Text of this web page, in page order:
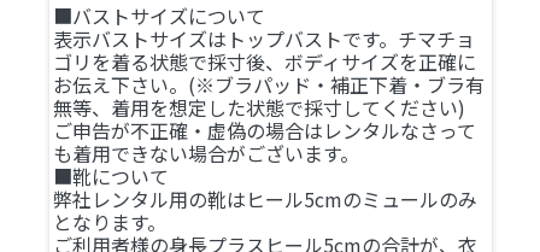
■バストサイズについて
表示バストサイズはトップバストです。チマチョ
ゴリを着る状態で採寸後、ボディサイズを正確に
お伝え下さい。(※ブラパッド・補正下着・ブラ有
無等、着用を想定した状態で採寸してください)
ご申告が不正確・虚偽の場合はレンタルなさって
も着用できない場合がございます。
■靴について
弊社レンタル用の靴はヒール5cmのミュールのみ
となります。
ご利用者様の身長プラスヒール5cmの合計が、衣